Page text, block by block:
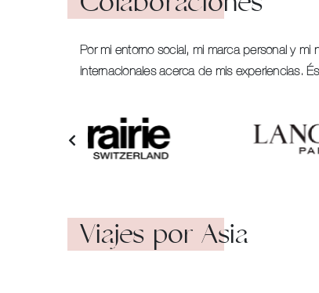
Por mi entorno social, mi marca personal y
internacionales acerca de mis experiencias.
Viajes por Asia